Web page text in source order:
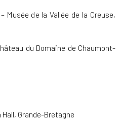
Musée de la Vallée de la Creuse,
du Domaine de Chaumont-
Grande-Bretagne